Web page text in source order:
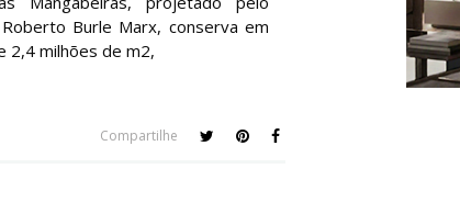
Burle Marx, conserva em
2,4 milhões de m2,
Compartilhe